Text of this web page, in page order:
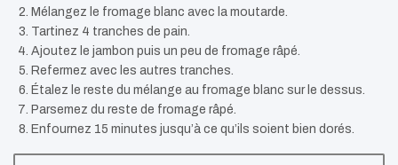
Mélangez le fromage blanc avec la moutarde.
Tartinez 4 tranches de pain.
Ajoutez le jambon puis un peu de fromage râpé.
Refermez avec les autres tranches.
Étalez le reste du mélange au fromage blanc sur le dessus.
Parsemez du reste de fromage râpé.
Enfournez 15 minutes jusqu’à ce qu’ils soient bien dorés.